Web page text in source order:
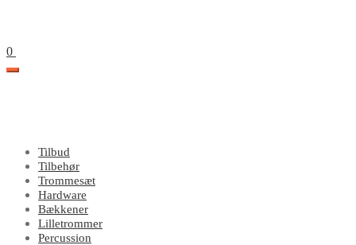
0
Tilbud
Tilbehør
Trommesæt
Hardware
Bækkener
Lilletrommer
Percussion